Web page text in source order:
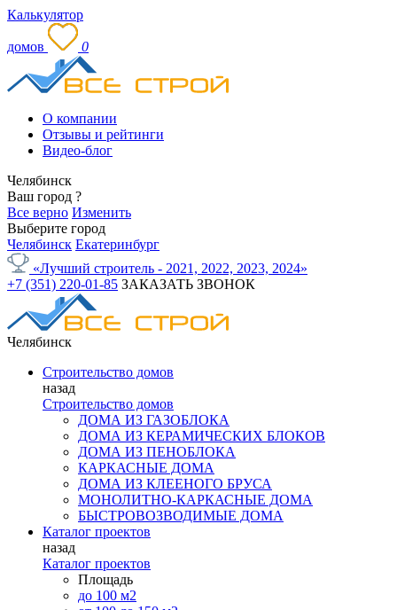
Калькулятор
домов 0
О компании
Отзывы и рейтинги
Видео-блог
Челябинск
Ваш город ?
Все верно Изменить
Выберите город
Челябинск Екатеринбург
«Лучший строитель - 2021, 2022, 2023, 2024»
+7 (351) 220-01-85 ЗАКАЗАТЬ ЗВОНОК
Челябинск
Строительство домов
назад
Строительство домов
ДОМА ИЗ ГАЗОБЛОКА
ДОМА ИЗ КЕРАМИЧЕСКИХ БЛОКОВ
ДОМА ИЗ ПЕНОБЛОКА
КАРКАСНЫЕ ДОМА
ДОМА ИЗ КЛЕЕНОГО БРУСА
МОНОЛИТНО-КАРКАСНЫЕ ДОМА
БЫСТРОВОЗВОДИМЫЕ ДОМА
Каталог проектов
назад
Каталог проектов
Площадь
до 100 м2